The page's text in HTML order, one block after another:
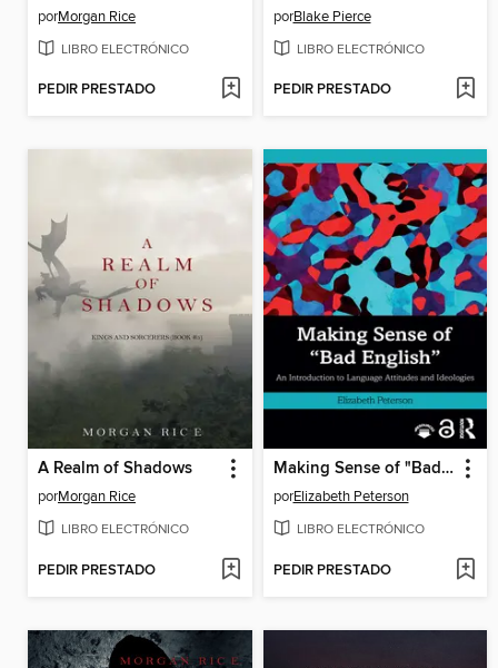
porMorgan Rice
LIBRO ELECTRÓNICO
PEDIR PRESTADO
porBlake Pierce
LIBRO ELECTRÓNICO
PEDIR PRESTADO
A Realm of Shadows
porMorgan Rice
LIBRO ELECTRÓNICO
PEDIR PRESTADO
Making Sense of "Bad English"
porElizabeth Peterson
LIBRO ELECTRÓNICO
PEDIR PRESTADO